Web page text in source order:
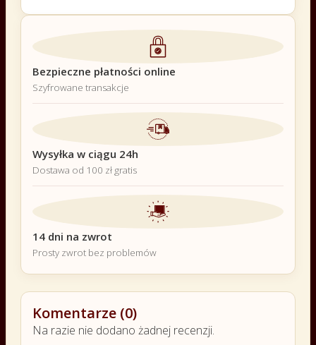
Bezpieczne płatności online
Szyfrowane transakcje
Wysyłka w ciągu 24h
Dostawa od 100 zł gratis
14 dni na zwrot
Prosty zwrot bez problemów
Komentarze (0)
Na razie nie dodano żadnej recenzji.